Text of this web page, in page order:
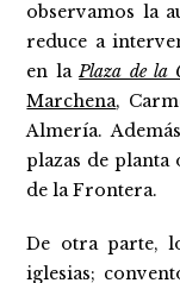
observamos la
reduce a
en laPlaza de la
Marchena,
Almería.
plazas de
de la Frontera.
De otra parte,
iglesias;